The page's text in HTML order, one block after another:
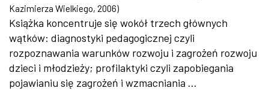
Kazimierza Wielkiego, 2006)
Książka koncentruje się wokół trzech głównych
wątków: diagnostyki pedagogicznej czyli
rozpoznawania warunków rozwoju i zagrożeń rozwoju
dzieci i młodzieży; profilaktyki czyli zapobiegania
pojawianiu się zagrożeń i wzmacniania ...